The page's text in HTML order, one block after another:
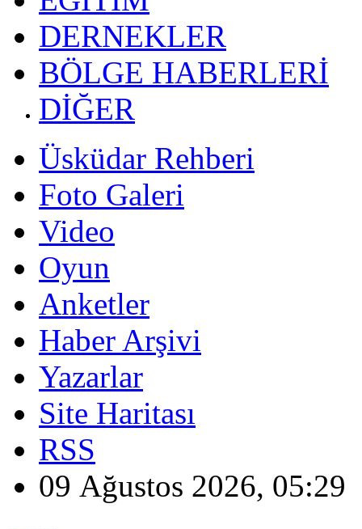
DERNEKLER
BÖLGE HABERLERİ
DİĞER
Üsküdar Rehberi
Foto Galeri
Video
Oyun
Anketler
Haber Arşivi
Yazarlar
Site Haritası
RSS
09 Ağustos 2026, 05:29